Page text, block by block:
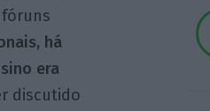
há
era
discutido